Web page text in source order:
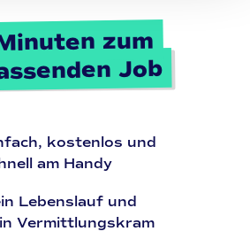
zum
Job
kostenlos und
am Handy
Lebenslauf und
Vermittlungskram